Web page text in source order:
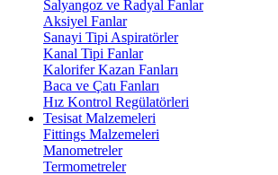
Salyangoz ve Radyal Fanlar
Aksiyel Fanlar
Sanayi Tipi Aspiratörler
Kanal Tipi Fanlar
Kalorifer Kazan Fanları
Baca ve Çatı Fanları
Hız Kontrol Regülatörleri
Tesisat Malzemeleri
Fittings Malzemeleri
Manometreler
Termometreler